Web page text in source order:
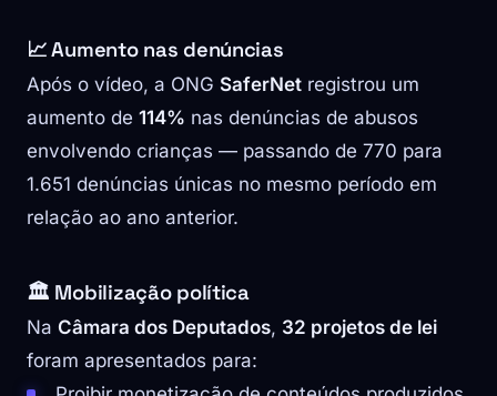
📈 Aumento nas denúncias
Após o vídeo, a ONG SaferNet registrou um
aumento de 114% nas denúncias de abusos
envolvendo crianças — passando de 770 para
1.651 denúncias únicas no mesmo período em
relação ao ano anterior.
🏛 Mobilização política
Na Câmara dos Deputados, 32 projetos de lei
foram apresentados para: